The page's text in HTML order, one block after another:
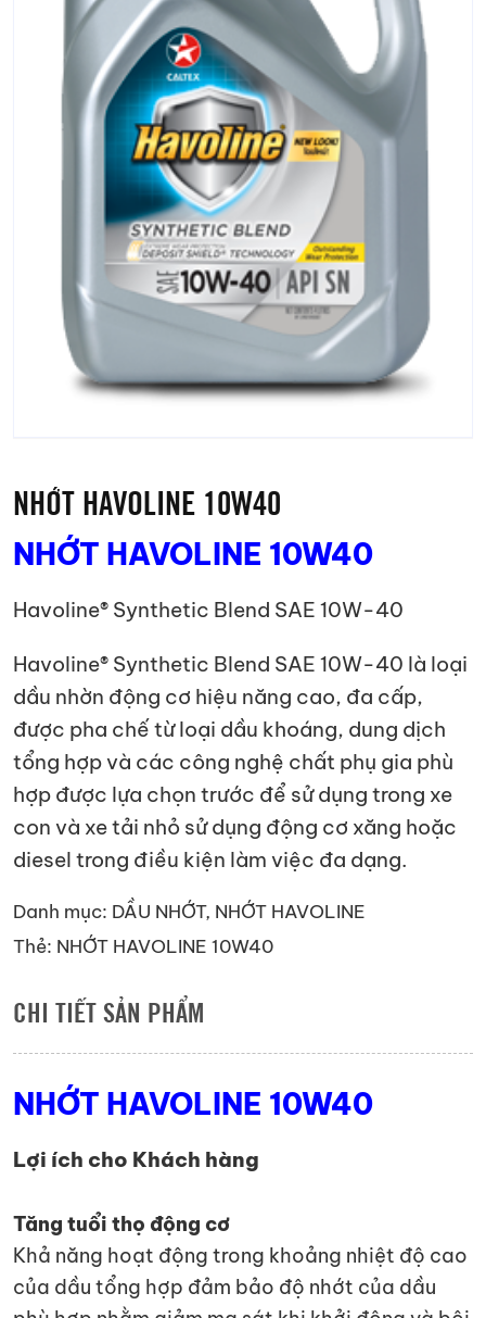
NHỚT HAVOLINE 10W40
NHỚT HAVOLINE 10W40
Havoline® Synthetic Blend SAE 10W-40
Havoline® Synthetic Blend SAE 10W-40 là loại
dầu nhờn động cơ hiệu năng cao, đa cấp,
được pha chế từ loại dầu khoáng, dung dịch
tổng hợp và các công nghệ chất phụ gia phù
hợp được lựa chọn trước để sử dụng trong xe
con và xe tải nhỏ sử dụng động cơ xăng hoặc
diesel trong điều kiện làm việc đa dạng.
Danh mục: DẦU NHỚT, NHỚT HAVOLINE
Thẻ: NHỚT HAVOLINE 10W40
CHI TIẾT SẢN PHẨM
NHỚT HAVOLINE 10W40
Lợi ích cho Khách hàng
Tăng tuổi thọ động cơ
Khả năng hoạt động trong khoảng nhiệt độ cao
của dầu tổng hợp đảm bảo độ nhớt của dầu